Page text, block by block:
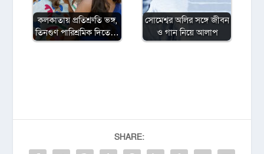
কলকাতায় প্রতিশ্রুতি ভঙ্গ,
তিনগুণ পারিশ্রমিক দিতে…
সোমেশ্বর অলির সঙ্গে জীবন
ও গান নিয়ে আলাপ
SHARE: